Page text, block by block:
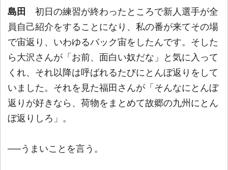
島田
初日の練習が終わったところで新人選手が全
員自己紹介をすることになり、私の番が来てその場
で宙返り、いわゆるバック宙をしたんです。そした
ら大沢さんが「お前、面白い奴だな」と気に入って
くれ、それ以降は呼ばれるたびにとんぼ返りをして
いました。それを見た福田さんが「そんなにとんぼ
返りが好きなら、荷物をまとめて故郷の九州にとん
ぼ返りしろ」。
──うまいことを言う。